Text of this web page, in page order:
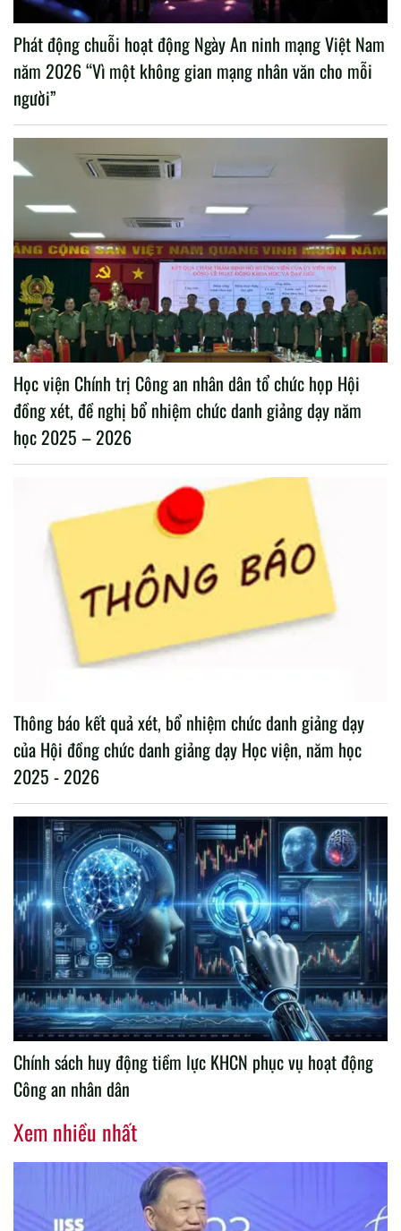
Phát động chuỗi hoạt động Ngày An ninh mạng Việt Nam
năm 2026 “Vì một không gian mạng nhân văn cho mỗi
người”
Học viện Chính trị Công an nhân dân tổ chức họp Hội
đồng xét, đề nghị bổ nhiệm chức danh giảng dạy năm
học 2025 – 2026
Thông báo kết quả xét, bổ nhiệm chức danh giảng dạy
của Hội đồng chức danh giảng dạy Học viện, năm học
2025 - 2026
Chính sách huy động tiềm lực KHCN phục vụ hoạt động
Công an nhân dân
Xem nhiều nhất